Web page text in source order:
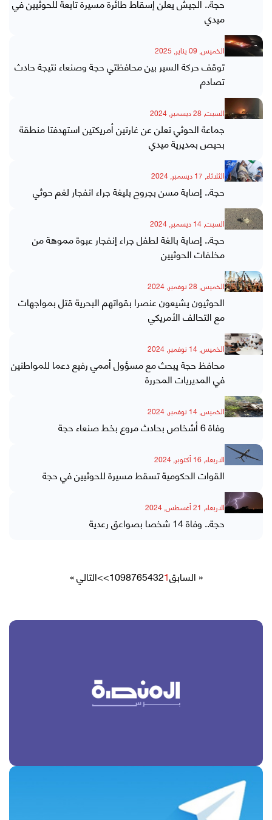
ميدي
الخميس, 09 يناير, 2025
توقف حركة السير بين محافظتي حجة وصنعاء نتيجة حادث
تصادم
السبت, 28 ديسمبر, 2024
جماعة الحوثي تعلن عن غارتين أمريكتين استهدفتا منطقة
بحيص بمديرية ميدي
الثلاثاء, 17 ديسمبر, 2024
حجة.. إصابة مسن بجروح بليغة جراء انفجار لغم حوثي
السبت, 14 ديسمبر, 2024
حجة.. إصابة بالغة لطفل جراء إنفجار عبوة مموهة من
مخلفات الحوثيين
الخميس, 28 نوفمبر, 2024
الحوثيون يشيعون عنصرا بقواتهم البحرية قتل بمواجهات
مع التحالف الأمريكي
الخميس, 14 نوفمبر, 2024
محافظ حجة يبحث مع مسؤول أممي رفيع دعما للمواطنين
في المديريات المحررة
الخميس, 14 نوفمبر, 2024
وفاة 6 أشخاص بحادث مروع بخط صنعاء حجة
الاربعاء, 16 أكتوبر, 2024
القوات الحكومية تسقط مسيرة للحوثيين في حجة
الاربعاء, 21 أغسطس, 2024
حجة.. وفاة 14 شخصا بصواعق رعدية
« السابق1
2
3
4
5
6
7
8
9
10
>>التالي »